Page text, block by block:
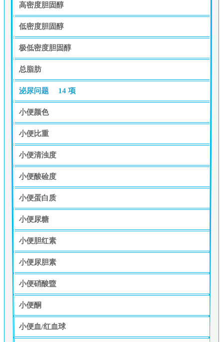
高密度胆固醇
低密度胆固醇
极低密度胆固醇
总脂肪
泌尿问题 14 项
小便颜色
小便比重
小便清浊度
小便酸硷度
小便蛋白质
小便尿糖
小便胆红素
小便尿胆素
小便硝酸盬
小便酮
小便血/红血球